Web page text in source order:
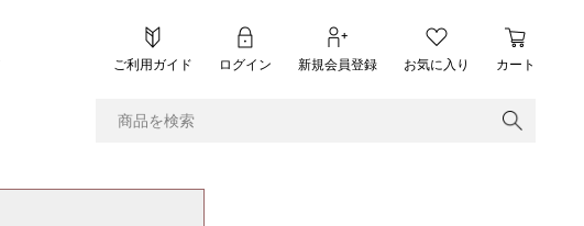
ご利用ガイド ログイン 新規会員登録 お気に入り カート